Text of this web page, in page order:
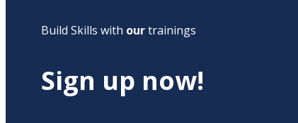
Build Skills with ourtrainings
Sign up now!